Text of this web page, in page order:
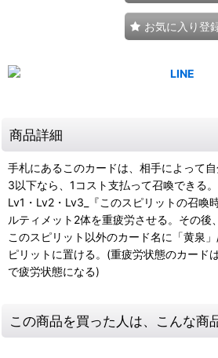
お気に入り登
商品詳細
手札にあるこのカードは、相手によって
3以下なら、1コスト支払って召喚できる
Lv1・Lv2・Lv3_『このスピリットの召喚
ルティメット2体を重疲労させる。その後
このスピリット以外のカード名に「黄泉
ピリットに置ける。(重疲労状態のカード
で疲労状態になる)
この商品を買った人は、こんな商